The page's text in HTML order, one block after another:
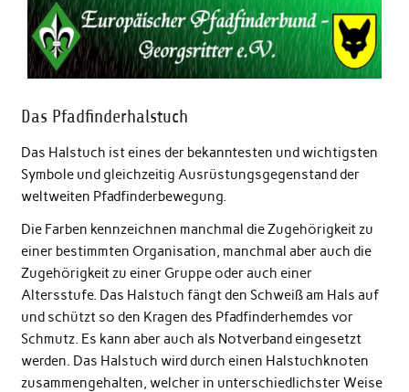
Das Pfadfinderhalstuch
Das Halstuch ist eines der bekanntesten und wichtigsten
Symbole und gleichzeitig Ausrüstungsgegenstand der
weltweiten Pfadfinderbewegung.
Die Farben kennzeichnen manchmal die Zugehörigkeit zu
einer bestimmten Organisation, manchmal aber auch die
Zugehörigkeit zu einer Gruppe oder auch einer
Altersstufe. Das Halstuch fängt den Schweiß am Hals auf
und schützt so den Kragen des Pfadfinderhemdes vor
Schmutz. Es kann aber auch als Notverband eingesetzt
werden. Das Halstuch wird durch einen Halstuchknoten
zusammengehalten, welcher in unterschiedlichster Weise